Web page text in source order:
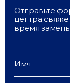
Отправьте
центра
время замены